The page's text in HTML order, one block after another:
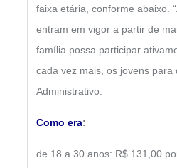
faixa etária, conforme abaixo. “
entram em vigor a partir de
família possa participar
cada vez mais, os jovens para
Administrativo.
Como era:
de 18 a 30 anos: R$ 131,00